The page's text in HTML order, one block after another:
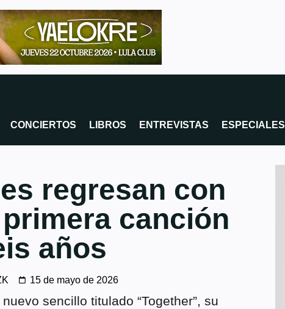
CONCIERTOS LIBROS ENTREVISTAS ESPECIALES
regresan con
canción
años
15 de mayo de 2026
sencillo titulado “Together”, su